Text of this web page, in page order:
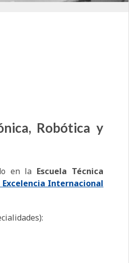
Robótica y
en la Escuela Técnica
Excelencia Internacional